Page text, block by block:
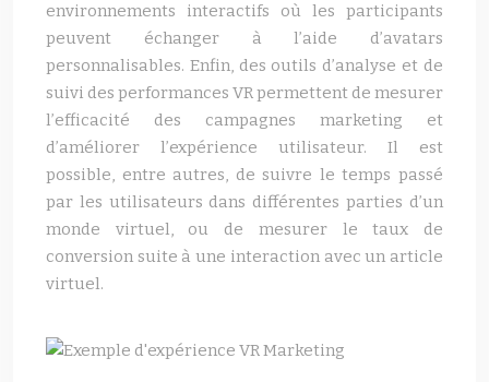
environnements interactifs où les participants
peuvent échanger à l’aide d’avatars
personnalisables. Enfin, des outils d’analyse et de
suivi des performances VR permettent de mesurer
l’efficacité des campagnes marketing et
d’améliorer l’expérience utilisateur. Il est
possible, entre autres, de suivre le temps passé
par les utilisateurs dans différentes parties d’un
monde virtuel, ou de mesurer le taux de
conversion suite à une interaction avec un article
virtuel.